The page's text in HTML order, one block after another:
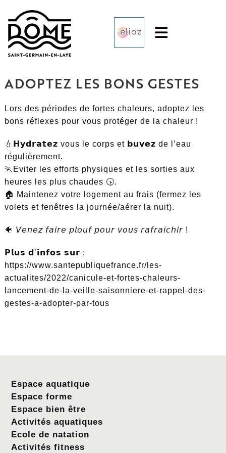
auADOPTEZ LES BONS GESTES
Lors des périodes de fortes chaleurs, adoptez les
bons réflexes pour vous protéger de la chaleur !
💧𝗛𝘆𝗱𝗿𝗮𝘁𝗲𝘇 vous le corps et 𝗯𝘂𝘃𝗲𝘇 de l’eau
régulièrement.
🏃Eviter les efforts physiques et les sorties aux
heures les plus chaudes 🕟.
🏠 Maintenez votre logement au frais (fermez les
volets et fenêtres la journée/aérer la nuit).
🐠 𝘝𝘦𝘯𝘦𝘻 𝘧𝘢𝘪𝘳𝘦 𝘱𝘭𝘰𝘶𝘧 𝘱𝘰𝘶𝘳 𝘷𝘰𝘶𝘴 𝘳𝘢𝘧𝘳𝘢𝘪𝘤𝘩𝘪𝘳 !
𝗣𝗹𝘂𝘀 𝗱’𝗶𝗻𝗳𝗼𝘀 𝘀𝘂𝗿 :
https://www.santepubliquefrance.fr/les-
actualites/2022/canicule-et-fortes-chaleurs-
lancement-de-la-veille-saisonniere-et-rappel-des-
gestes-a-adopter-par-tous
Espace aquatique
Espace forme
Espace bien être
Activités aquatiques
Ecole de natation
Activités fitness